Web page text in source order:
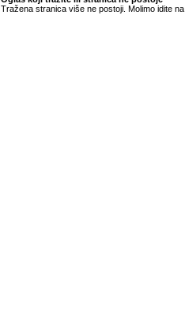
Tražena stranica više ne postoji. Molimo idite na